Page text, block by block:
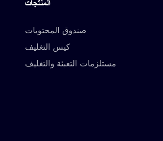
المنتجات
صندوق المحتويات
كيس التغليف
مستلزمات التعبئة والتغليف